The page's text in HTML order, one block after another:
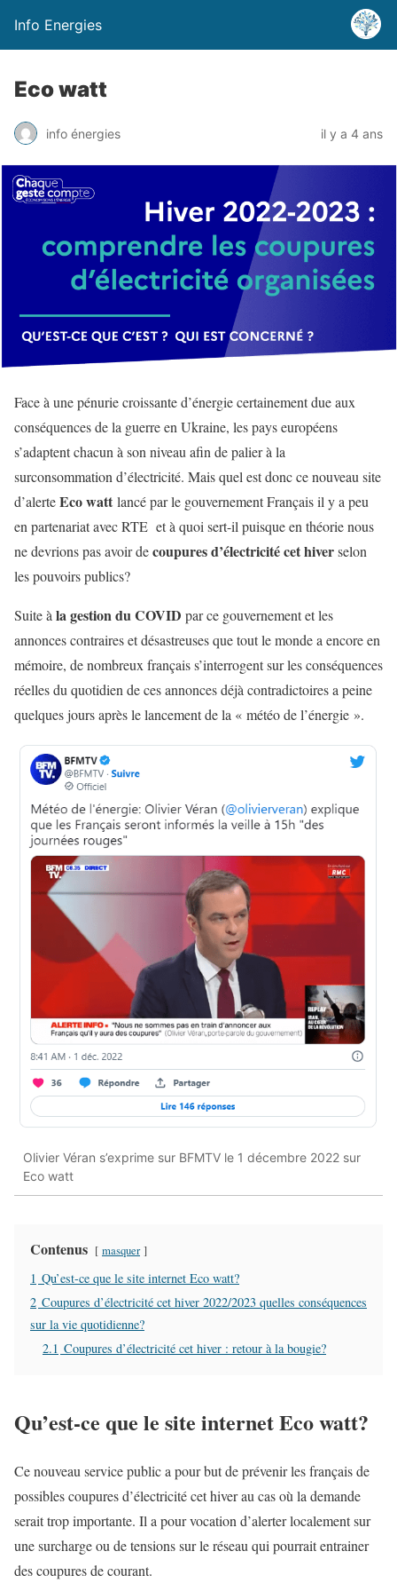
Info Energies
Eco watt
info énergies il y a 4 ans
Face à une pénurie croissante d’énergie certainement due aux
conséquences de la guerre en Ukraine, les pays européens
s’adaptent chacun à son niveau afin de palier à la
surconsommation d’électricité. Mais quel est donc ce nouveau site
d’alerteEco watt lancé par le gouvernement Français il y a peu
en partenariat avec RTE et à quoi sert-il puisque en théorie nous
ne devrions pas avoir decoupures d’électricité cet hiverselon
les pouvoirs publics?
Suite àla gestion du COVID par ce gouvernement et les
annonces contraires et désastreuses que tout le monde a encore en
mémoire, de nombreux français s’interrogent sur les conséquences
réelles du quotidien de ces annonces déjà contradictoires a peine
quelques jours après le lancement de la « météo de l’énergie ».
Olivier Véran s’exprime sur BFMTV le 1 décembre 2022 sur
Eco watt
Contenus masquer
1 Qu’est-ce que le site internet Eco watt?
2 Coupures d’électricité cet hiver 2022/2023 quelles conséquences
sur la vie quotidienne?
2.1 Coupures d’électricité cet hiver : retour à la bougie?
Qu’est-ce que le site internet Eco watt?
Ce nouveau service public a pour but de prévenir les français de
possibles coupures d’électricité cet hiver au cas où la demande
serait trop importante. Il a pour vocation d’alerter localement sur
une surcharge ou de tensions sur le réseau qui pourrait entrainer
des coupures de courant.